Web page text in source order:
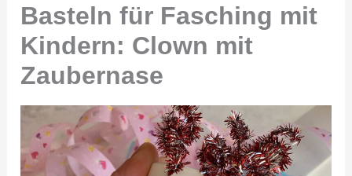
Basteln für Fasching mit
Kindern: Clown mit
Zaubernase